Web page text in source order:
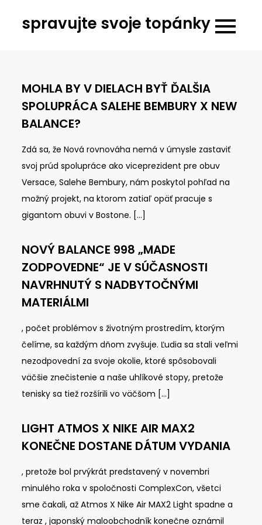
spravujte svoje topánky
MOHLA BY V DIELACH BYŤ ĎALŠIA
SPOLUPRÁCA SALEHE BEMBURY X NEW
BALANCE?
Zdá sa, že Nová rovnováha nemá v úmysle zastaviť
svoj prúd spolupráce ako viceprezident pre obuv
Versace, Salehe Bembury, nám poskytol pohľad na
možný projekt, na ktorom zatiaľ opäť pracuje s
gigantom obuvi v Bostone. […]
NOVÝ BALANCE 998 „MADE
ZODPOVEDNE“ JE V SÚČASNOSTI
NAVRHNUTÝ S NADBYTOČNÝMI
MATERIÁLMI
, počet problémov s životným prostredím, ktorým
čelíme, sa každým dňom zvyšuje. Ľudia sa stali veľmi
nezodpovední za svoje okolie, ktoré spôsobovali
väčšie znečistenie a naše uhlíkové stopy, pretože
tenisky sa tiež rozšírili vo väčšom […]
LIGHT ATMOS X NIKE AIR MAX2
KONEČNE DOSTANE DÁTUM VYDANIA
, pretože bol prvýkrát predstavený v novembri
minulého roka v spoločnosti ComplexCon, všetci
sme čakali, až Atmos X Nike Air MAX2 Light spadne a
teraz , japonský maloobchodník konečne oznámil